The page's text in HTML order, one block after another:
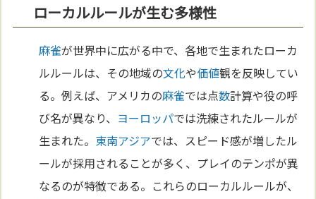
ローカルルールが生む多様性
麻雀が世界中に広がる中で、各地で生まれたローカ
ルルールは、その地域の文化や価値観を反映してい
る。例えば、アメリカの麻雀では点数計算や役の呼
び名が異なり、 ヨーロッパでは洗練されたルールが
生まれた。 東南アジアでは、スピード感が増したル
ールが採用されることが多く、プレイのテンポが異
なるのが特徴である。これらのローカルルールが、